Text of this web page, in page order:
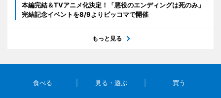
本編完結＆TVアニメ化決定！「悪役のエンディングは死のみ」
完結記念イベントを8/9よりピッコマで開催
もっと見る
食べる 見る・遊ぶ 買う